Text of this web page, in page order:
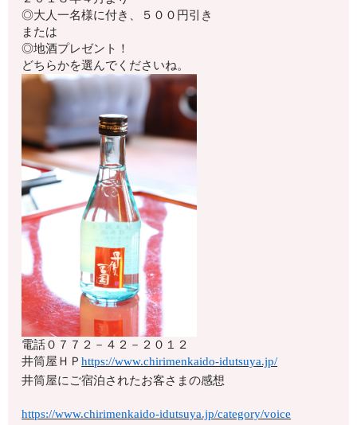
◎大人一名様に付き、５００円引き
または
◎地酒プレゼント！
どちらかを選んでくださいね。
電話０７７２－４２－２０１２
井筒屋ＨＰhttps://www.chirimenkaido-idutsuya.jp/
井筒屋にご宿泊されたお客さまの感想
https://www.chirimenkaido-idutsuya.jp/category/voice